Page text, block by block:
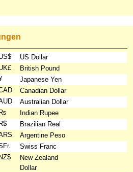
US Dollar
British Pound
Japanese Yen
Canadian Dollar
Australian Dollar
₨
Indian Rupee
R$
Brazilian Real
Argentine Peso
Swiss Franc
NZ$
New Zealand
Dollar